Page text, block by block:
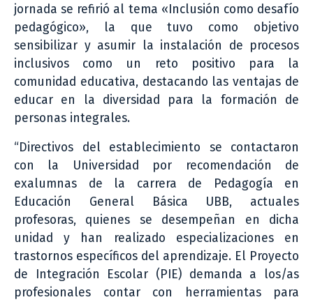
jornada se refirió al tema «Inclusión como desafío
pedagógico», la que tuvo como objetivo
sensibilizar y asumir la instalación de procesos
inclusivos como un reto positivo para la
comunidad educativa, destacando las ventajas de
educar en la diversidad para la formación de
personas integrales.
“Directivos del establecimiento se contactaron
con la Universidad por recomendación de
exalumnas de la carrera de Pedagogía en
Educación General Básica UBB, actuales
profesoras, quienes se desempeñan en dicha
unidad y han realizado especializaciones en
trastornos específicos del aprendizaje. El Proyecto
de Integración Escolar (PIE) demanda a los/as
profesionales contar con herramientas para